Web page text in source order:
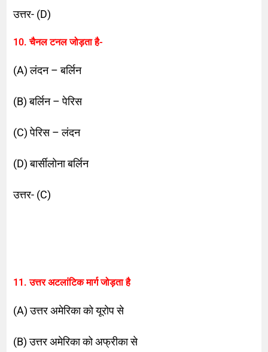
उत्तर- (D)
10. चैनल टनल जोड़ता है-
(A) लंदन – बर्लिन
(B) बर्लिन – पेरिस
(C) पेरिस – लंदन
(D) बार्सीलोना बर्लिन
उत्तर- (C)
11. उत्तर अटलांटिक मार्ग जोड़ता है
(A) उत्तर अमेरिका को यूरोप से
(B) उत्तर अमेरिका को अफ्रीका से